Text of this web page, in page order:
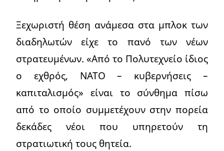
Ξεχωριστή θέση ανάμεσα στα μπλοκ των
διαδηλωτών είχε το πανό των νέων
στρατευμένων. «Από το Πολυτεχνείο ίδιος
ο εχθρός, ΝΑΤΟ – κυβερνήσεις –
καπιταλισμός» είναι το σύνθημα πίσω
από το οποίο συμμετέχουν στην πορεία
δεκάδες νέοι που υπηρετούν τη
στρατιωτική τους θητεία.